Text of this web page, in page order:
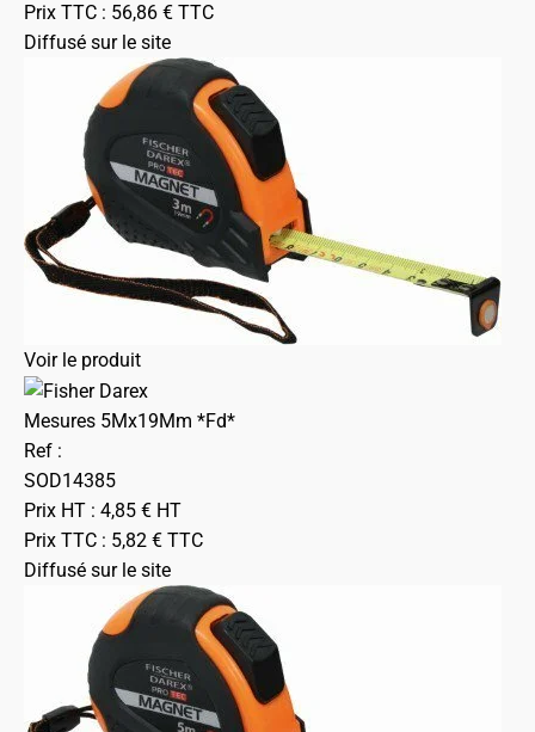
Prix TTC : 56,86 € TTC
Diffusé sur le site
Voir le produit
Mesures 5Mx19Mm *Fd*
Ref :
SOD14385
Prix HT : 4,85 € HT
Prix TTC : 5,82 € TTC
Diffusé sur le site